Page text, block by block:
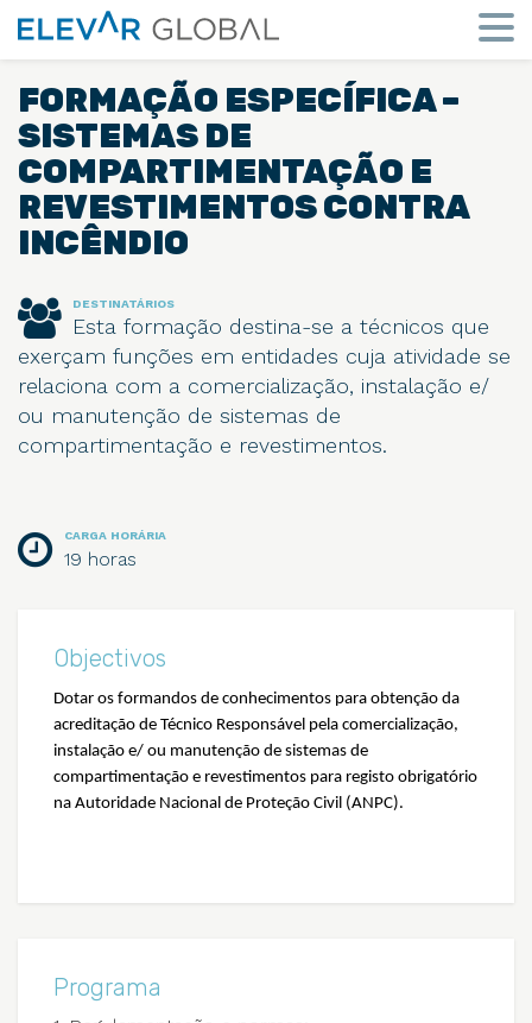
Elevar
Global
Mude
a
perspetiva
FORMAÇÃO ESPECÍFICA –
SISTEMAS DE
COMPARTIMENTAÇÃO E
REVESTIMENTOS CONTRA
INCÊNDIO
DESTINATÁRIOS
Esta formação destina-se a técnicos que
exerçam funções em entidades cuja atividade se
relaciona com a comercialização, instalação e/
ou manutenção de sistemas de
compartimentação e revestimentos.
CARGA HORÁRIA
19 horas
Objectivos
Dotar os formandos de conhecimentos para obtenção da
acreditação de Técnico Responsável pela comercialização,
instalação e/ ou manutenção de sistemas de
compartimentação e revestimentos para registo obrigatório
na Autoridade Nacional de Proteção Civil (ANPC).
Programa